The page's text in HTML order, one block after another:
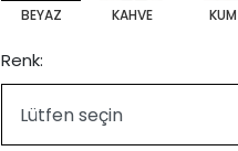
BEYAZ KAHVE KUM
Renk: